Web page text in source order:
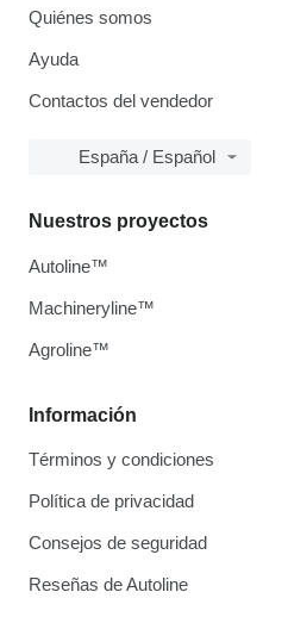
Quiénes somos
Ayuda
Contactos del vendedor
España / Español
Información
Términos y condiciones
Política de privacidad
Consejos de seguridad
Reseñas de Autoline
Nuestros proyectos
Autoline™
Machineryline™
Agroline™